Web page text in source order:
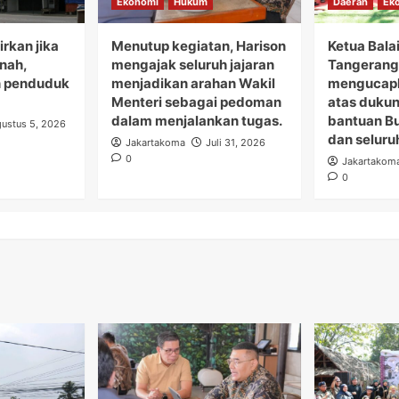
jika
penduduk
5, 2026
Menutup kegiatan, Harison
mengajak seluruh jajaran
menjadikan arahan Wakil
Menteri sebagai pedoman
dalam menjalankan tugas.
Jakartakoma
Juli 31, 2026
0
Ketua
atas
bantuan
dan
0